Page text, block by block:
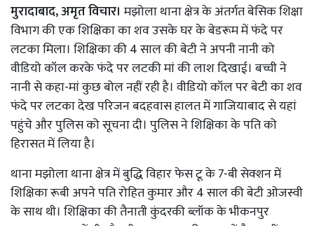
मुरादाबाद, अमृत विचार। मझोला थाना क्षेत्र के अंतर्गत बेसिक शिक्षा
विभाग की एक शिक्षिका का शव उसके घर के बेडरूम में फंदे पर
लटका मिला। शिक्षिका की 4 साल की बेटी ने अपनी नानी को
वीडियो कॉल करके फंदे पर लटकी मां की लाश दिखाई। बच्ची ने
नानी से कहा-मां कुछ बोल नहीं रही है। वीडियो कॉल पर बेटी का शव
फंदे पर लटका देख परिजन बदहवास हालत में गाजियाबाद से यहां
पहुंचे और पुलिस को सूचना दी। पुलिस ने शिक्षिका के पति को
हिरासत में लिया है।
थाना मझोला थाना क्षेत्र में बुद्धि विहार फेस टू के 7-बी सेक्शन में
शिक्षिका रूबी अपने पति रोहित कुमार और 4 साल की बेटी ओजस्वी
के साथ थी। शिक्षिका की तैनाती कुंदरकी ब्लॉक के भीकनपुर